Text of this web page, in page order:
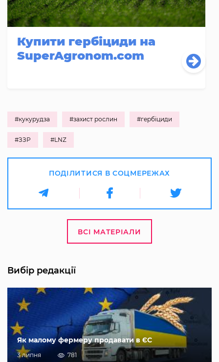
Купити гербіциди на
SuperAgronom.com
#кукурудза #захист рослин #гербіциди
#ЗЗР #LNZ
ПОДІЛИТИСЯ В СОЦМЕРЕЖАХ
ВСІ МАТЕРІАЛИ
Вибір редакції
Як малому фермеру продавати в ЄС
3 липня 781